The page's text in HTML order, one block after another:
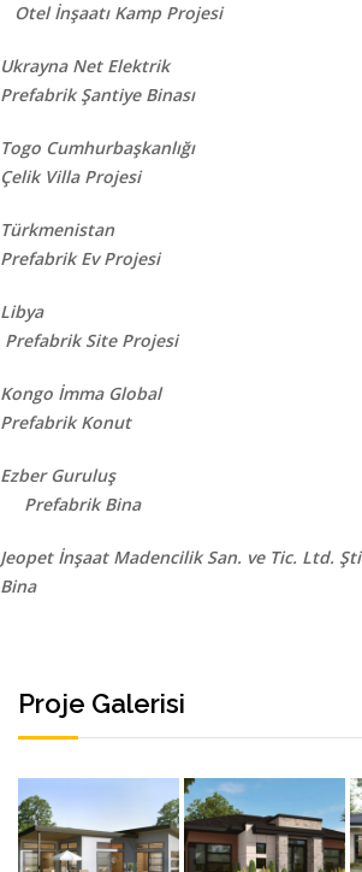
Otel İnşaatı Kamp Projesi
Ukrayna Net
Prefabrik Şantiye Binası
Togo
Çelik Villa Projesi
Prefabrik Ev Projesi
Prefabrik Site Projesi
Kongo İmma
Prefabrik Konut
Ezber
Prefabrik Bina
Jeopet İnşaat Madencilik San. ve
Bina
Proje Galerisi